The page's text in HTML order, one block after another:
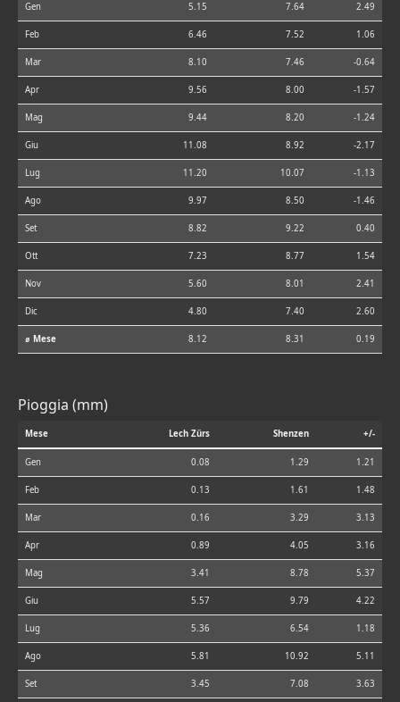
Gen 5.15 7.64 2.49
Feb 6.46 7.52 1.06
Mar 8.10 7.46 -0.64
Apr 9.56 8.00 -1.57
Mag 9.44 8.20 -1.24
Giu 11.08 8.92 -2.17
Lug 11.20 10.07 -1.13
Ago 9.97 8.50 -1.46
Set 8.82 9.22 0.40
Ott 7.23 8.77 1.54
Nov 5.60 8.01 2.41
Dic 4.80 7.40 2.60
⌀ Mese 8.12 8.31 0.19
Pioggia (mm)
Mese Lech Zürs Shenzen +/-
Gen 0.08 1.29 1.21
Feb 0.13 1.61 1.48
Mar 0.16 3.29 3.13
Apr 0.89 4.05 3.16
Mag 3.41 8.78 5.37
Giu 5.57 9.79 4.22
Lug 5.36 6.54 1.18
Ago 5.81 10.92 5.11
Set 3.45 7.08 3.63